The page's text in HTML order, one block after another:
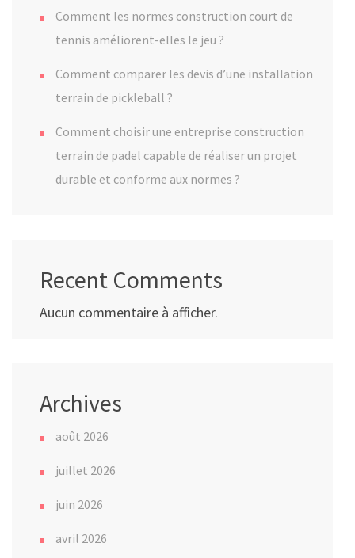
Comment les normes construction court de
tennis améliorent-elles le jeu ?
Comment comparer les devis d’une installation
terrain de pickleball ?
Comment choisir une entreprise construction
terrain de padel capable de réaliser un projet
durable et conforme aux normes ?
Recent Comments
Aucun commentaire à afficher.
Archives
août 2026
juillet 2026
juin 2026
avril 2026